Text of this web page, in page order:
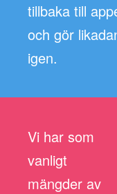
tillbaka till
och gör
igen.
Vi har som
vanligt
mängder av